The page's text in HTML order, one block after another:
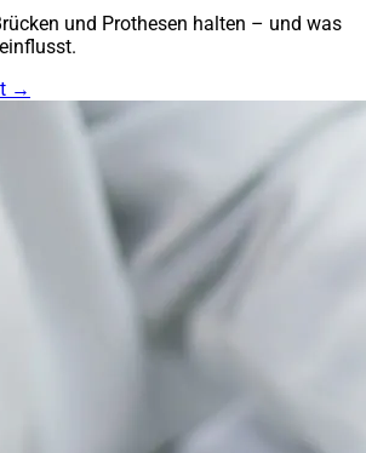
und Prothesen halten – und was
→